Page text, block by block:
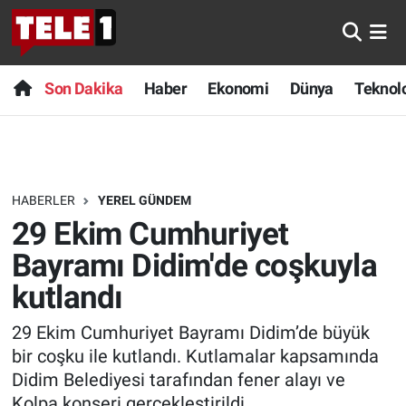
Son Dakika Haber Ekonomi Dünya
HABERLER YEREL GÜNDEM
29 Ekim Cumhuriyet
Bayramı Didim'de coşkuyla
kutlandı
29 Ekim Cumhuriyet Bayramı Didim’de büyük
bir coşku ile kutlandı. Kutlamalar kapsamında
Didim Belediyesi tarafından fener alayı ve
Anında Manşet
Başka Sohbetler
Bilim turu
Bilim ve Teknoloji Evreni
Doğa Konuşuyor
Dünya
Ege Saati
Son Dakika
Haber
Dünya
Sağlık
Spor
Yayın Akışı
Nöbetçi Eczaneler
Hava Durumu
Trafik Durumu
Süper Lig Puan Durumu ve Fikstür
Tüm Manşetler
Son Dakika Haberleri
Haber Arşivi